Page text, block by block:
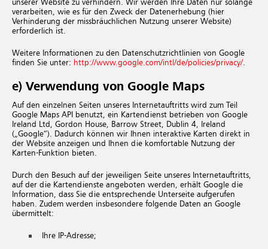
unserer Website zu verhindern. Wir werden Ihre Daten nur solange
verarbeiten, wie es für den Zweck der Datenerhebung (hier
Verhinderung der missbräuchlichen Nutzung unserer Website)
erforderlich ist.
Weitere Informationen zu den Datenschutzrichtlinien von Google
finden Sie unter: http://​www.​google.​com/​intl/​de/​policies/​privacy/.
e) Verwendung von Google Maps
Auf den einzelnen Seiten unseres Internetauftritts wird zum Teil
Google Maps API benutzt, ein Kartendienst betrieben von Google
Ireland Ltd, Gordon House, Barrow Street, Dublin 4, Ireland
(„Google“). Dadurch können wir Ihnen interaktive Karten direkt in
der Website anzeigen und Ihnen die komfortable Nutzung der
Karten-Funktion bieten.
Durch den Besuch auf der jeweiligen Seite unseres Internetauftritts,
auf der die Kartendienste angeboten werden, erhält Google die
Information, dass Sie die entsprechende Unterseite aufgerufen
haben. Zudem werden insbesondere folgende Daten an Google
übermittelt:
Ihre IP-Adresse;